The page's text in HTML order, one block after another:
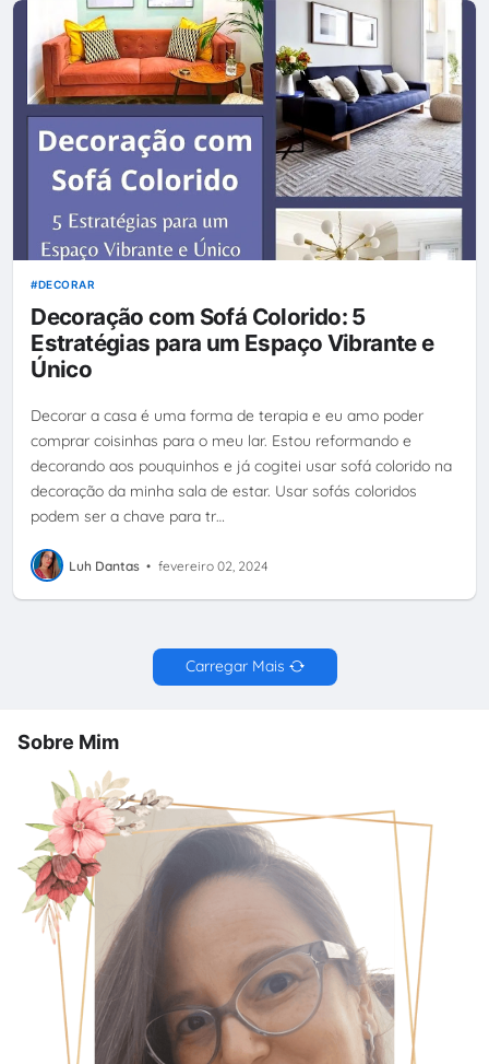
DECORAR
Decoração com Sofá Colorido: 5
Estratégias para um Espaço Vibrante e
Único
Decorar a casa é uma forma de terapia e eu amo poder
comprar coisinhas para o meu lar. Estou reformando e
decorando aos pouquinhos e já cogitei usar sofá colorido na
decoração da minha sala de estar. Usar sofás coloridos
podem ser a chave para tr…
Luh Dantas • fevereiro 02, 2024
Carregar Mais
Sobre Mim